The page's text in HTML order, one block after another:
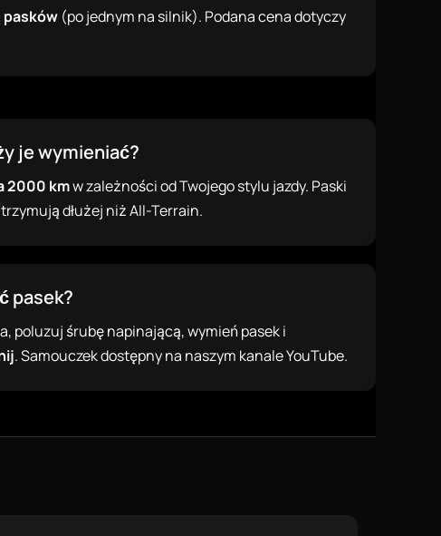
pasków (po jednym na silnik). Podana cena dotyczy
je wymieniać?
2000 kmw zależności od Twojego stylu jazdy. Paski
dłużej niż All-Terrain.
pasek?
poluzuj śrubę napinającą, wymień pasek i
. Samouczek dostępny na naszym kanale YouTube.